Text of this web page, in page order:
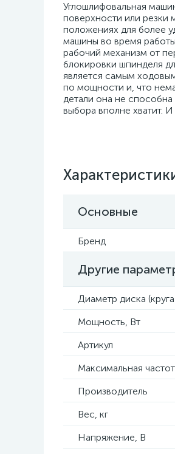
Углошлифовальная
поверхности или резки
положениях для более
машины во время
рабочий механизм от
блокировки шпинделя
является самым
по мощности и, что
детали она не
выбора вполне хватит.
Основные
Бренд
Другие
Диаметр диска
Мощность, Вт
Артикул
Максимальная
Производитель
Вес, кг
Напряжение, В